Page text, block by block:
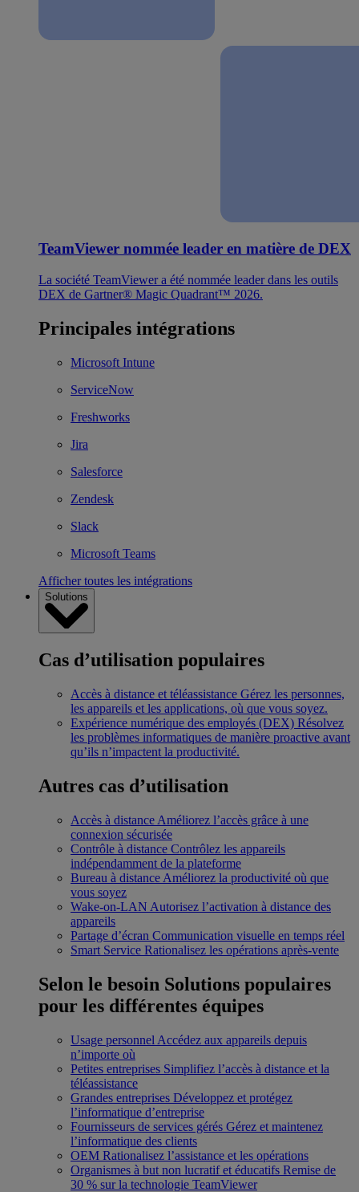
TeamViewer nommée leader en matière de DEX
La société TeamViewer a été nommée leader dans les outils
DEX de Gartner® Magic Quadrant™ 2026.
Principales intégrations
Microsoft Intune
ServiceNow
Freshworks
Jira
Salesforce
Zendesk
Slack
Microsoft Teams
Afficher toutes les intégrations
Solutions
Cas d’utilisation populaires
Accès à distance et téléassistance Gérez les personnes,
les appareils et les applications, où que vous soyez.
Expérience numérique des employés (DEX) Résolvez
les problèmes informatiques de manière proactive avant
qu’ils n’impactent la productivité.
Autres cas d’utilisation
Accès à distance Améliorez l’accès grâce à une
connexion sécurisée
Contrôle à distance Contrôlez les appareils
indépendamment de la plateforme
Bureau à distance Améliorez la productivité où que
vous soyez
Wake-on-LAN Autorisez l’activation à distance des
appareils
Partage d’écran Communication visuelle en temps réel
Smart Service Rationalisez les opérations après-vente
Selon le besoin Solutions populaires
pour les différentes équipes
Usage personnel Accédez aux appareils depuis
n’importe où
Petites entreprises Simplifiez l’accès à distance et la
téléassistance
Grandes entreprises Développez et protégez
l’informatique d’entreprise
Fournisseurs de services gérés Gérez et maintenez
l’informatique des clients
OEM Rationalisez l’assistance et les opérations
Organismes à but non lucratif et éducatifs Remise de
30 % sur la technologie TeamViewer